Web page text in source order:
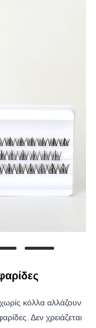
κόλλα αλλάζουν
Δεν χρειάζεται